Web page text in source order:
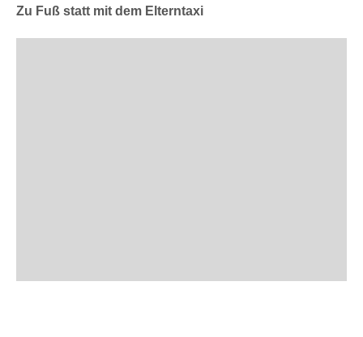
Zu Fuß statt mit dem Elterntaxi